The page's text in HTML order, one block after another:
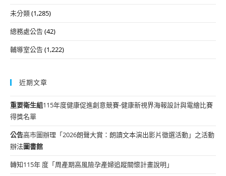
未分類(1,285)
總務處公告(42)
輔導室公告(1,222)
近期文章
重要衛生組115年度健康促進創意競賽-健康新視界海報設計與電繪比賽
得獎名單
公告高市圖辦理「2026朗聲大賞：朗讀文本演出影片徵選活動」之活動
辦法圖書館
轉知115年 度「周產期高風險孕產婦追蹤關懷計畫說明」